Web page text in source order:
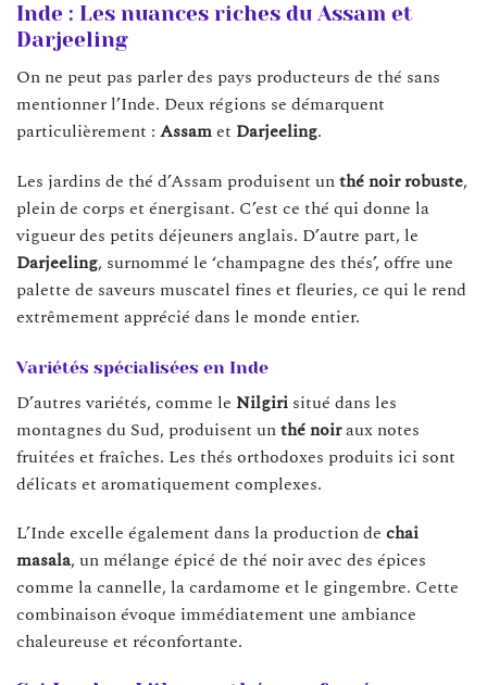
Inde : Les nuances riches du Assam et
Darjeeling
On ne peut pas parler des pays producteurs de thé sans
mentionner l’Inde. Deux régions se démarquent
particulièrement : Assamet Darjeeling.
Les jardins de thé d’Assam produisent unthé noir robuste,
plein de corps et énergisant. C’est ce thé qui donne la
vigueur des petits déjeuners anglais. D’autre part, le
Darjeeling, surnommé le ‘champagne des thés’, offre une
palette de saveurs muscatel fines et fleuries, ce qui le rend
extrêmement apprécié dans le monde entier.
Variétés spécialisées en Inde
D’autres variétés, comme le Nilgiri situé dans les
montagnes du Sud, produisent unthé noiraux notes
fruitées et fraîches. Les thés orthodoxes produits ici sont
délicats et aromatiquement complexes.
L’Inde excelle également dans la production de chai
masala, un mélange épicé de thé noir avec des épices
comme la cannelle, la cardamome et le gingembre. Cette
combinaison évoque immédiatement une ambiance
chaleureuse et réconfortante.